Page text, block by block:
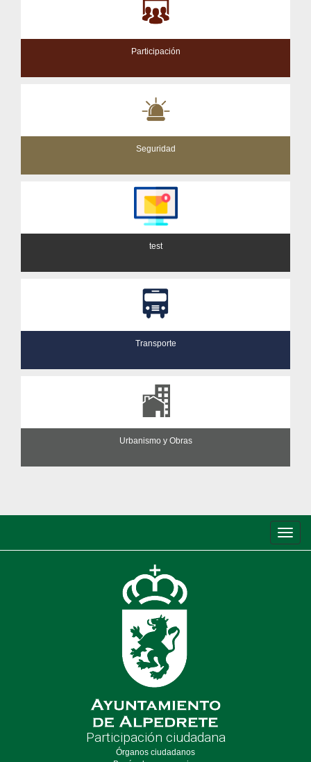
Participación
Seguridad
test
Transporte
Urbanismo y Obras
de
Participación ciudadana
Órganos ciudadanos